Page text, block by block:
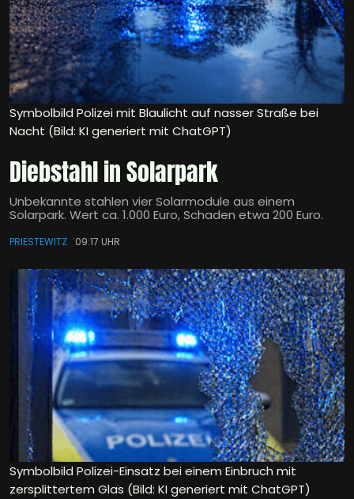
Symbolbild Polizei mit Blaulicht auf nasser Straße bei
Nacht (Bild: KI generiert mit ChatGPT)
Diebstahl in Solarpark
Unbekannte stahlen vier Solarmodule aus einem
Solarpark. Wert ca. 1.000 Euro, Schaden etwa 200 Euro.
PRIESTEWITZ 09:17 UHR
Symbolbild Polizei-Einsatz bei einem Einbruch mit
zersplittertem Glas (Bild: KI generiert mit ChatGPT)